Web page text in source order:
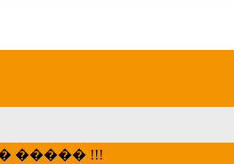
����� !!!